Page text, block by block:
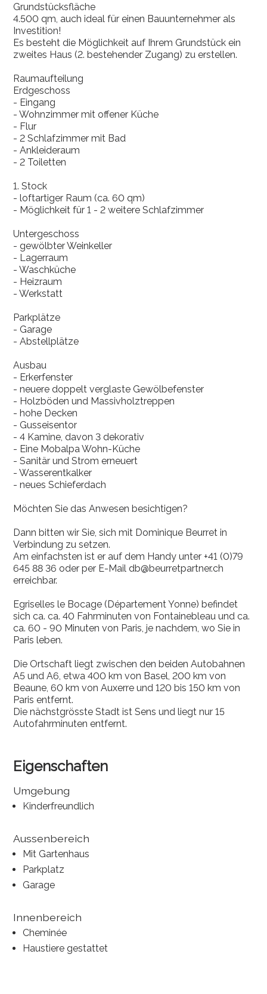
Grundstücksfläche
4.500 qm, auch ideal für einen Bauunternehmer als
Investition!
Es besteht die Möglichkeit auf Ihrem Grundstück ein
zweites Haus (2. bestehender Zugang) zu erstellen.
Raumaufteilung
Erdgeschoss
- Eingang
- Wohnzimmer mit offener Küche
- Flur
- 2 Schlafzimmer mit Bad
- Ankleideraum
- 2 Toiletten
1. Stock
- loftartiger Raum (ca. 60 qm)
- Möglichkeit für 1 - 2 weitere Schlafzimmer
Untergeschoss
- gewölbter Weinkeller
- Lagerraum
- Waschküche
- Heizraum
- Werkstatt
Parkplätze
- Garage
- Abstellplätze
Ausbau
- Erkerfenster
- neuere doppelt verglaste Gewölbefenster
- Holzböden und Massivholztreppen
- hohe Decken
- Gusseisentor
- 4 Kamine, davon 3 dekorativ
- Eine Mobalpa Wohn-Küche
- Sanitär und Strom erneuert
- Wasserentkalker
- neues Schieferdach
Möchten Sie das Anwesen besichtigen?
Dann bitten wir Sie, sich mit Dominique Beurret in
Verbindung zu setzen.
Am einfachsten ist er auf dem Handy unter +41 (0)79
645 88 36 oder per E-Mail db@beurretpartner.ch
erreichbar.
Egriselles le Bocage (Département Yonne) befindet
sich ca. ca. 40 Fahrminuten von Fontainebleau und ca.
ca. 60 - 90 Minuten von Paris, je nachdem, wo Sie in
Paris leben.
Die Ortschaft liegt zwischen den beiden Autobahnen
A5 und A6, etwa 400 km von Basel, 200 km von
Beaune, 60 km von Auxerre und 120 bis 150 km von
Paris entfernt.
Die nächstgrösste Stadt ist Sens und liegt nur 15
Autofahrminuten entfernt.
Eigenschaften
Umgebung
Kinderfreundlich
Aussenbereich
Mit Gartenhaus
Parkplatz
Garage
Innenbereich
Cheminée
Haustiere gestattet